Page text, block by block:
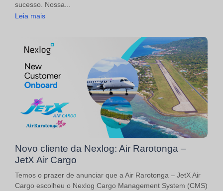
sucesso. Nossa...
Leia mais
Novo cliente da Nexlog: Air Rarotonga –
JetX Air Cargo
Temos o prazer de anunciar que a Air Rarotonga – JetX Air
Cargo escolheu o Nexlog Cargo Management System (CMS)